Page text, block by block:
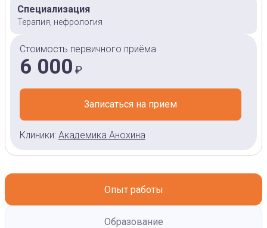
Специализация
Терапия, нефрология
Стоимость первичного приёма
6 000 ₽
Записаться на прием
Клиники: Академика Анохина
Опыт работы
Образование